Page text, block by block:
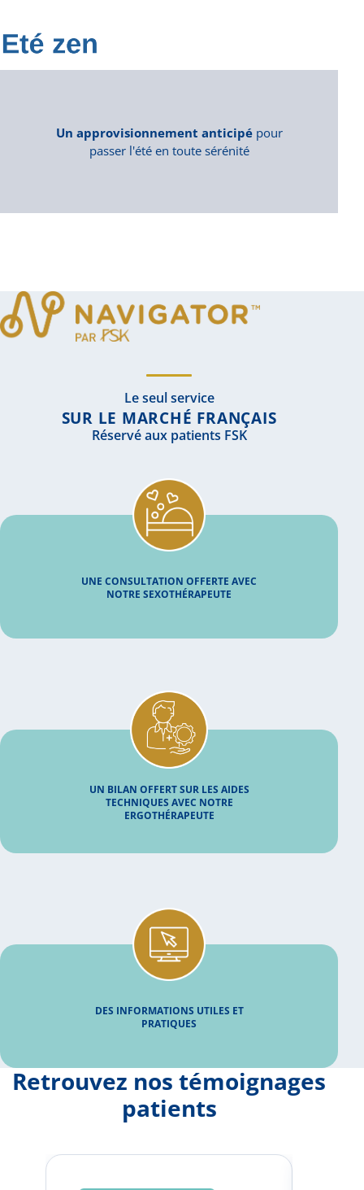
Un approvisionnement anticipépour
passer l'été en toute sérénité
Le seul service
SUR LE MARCHÉ FRANÇAIS
Réservé aux patients FSK
UNE CONSULTATION OFFERTE AVEC
NOTRE SEXOTHÉRAPEUTE
UN BILAN OFFERT SUR LES AIDES
TECHNIQUES AVEC NOTRE
ERGOTHÉRAPEUTE
DES INFORMATIONS UTILES ET
PRATIQUES
Retrouvez nos témoignages
patients